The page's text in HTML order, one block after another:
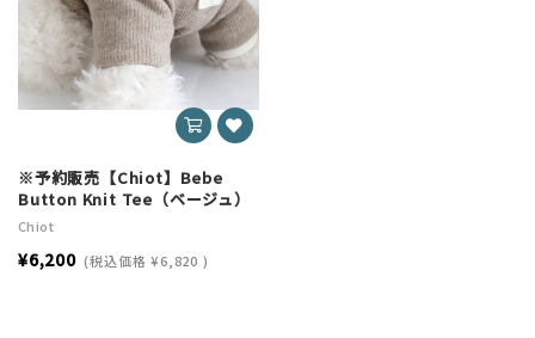
※予約販売【Chiot】Bebe
Button Knit Tee（ベージュ）
Chiot
¥6,200 (税込価格 ¥6,820 )